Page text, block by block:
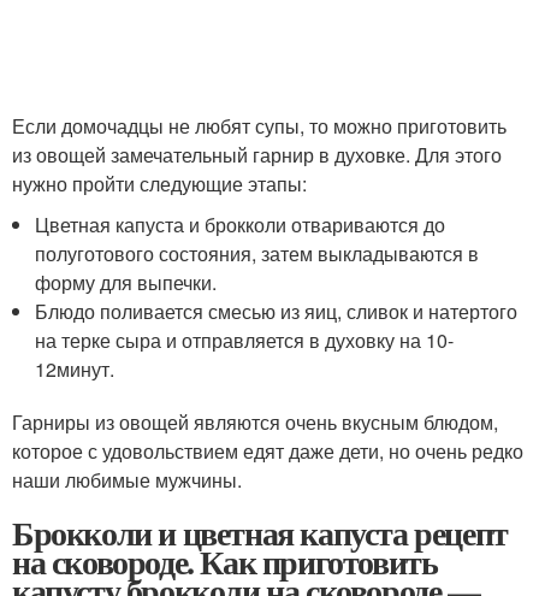
Если домочадцы не любят супы, то можно приготовить
из овощей замечательный гарнир в духовке. Для этого
нужно пройти следующие этапы:
Цветная капуста и брокколи отвариваются до
полуготового состояния, затем выкладываются в
форму для выпечки.
Блюдо поливается смесью из яиц, сливок и натертого
на терке сыра и отправляется в духовку на 10-
12минут.
Гарниры из овощей являются очень вкусным блюдом,
которое с удовольствием едят даже дети, но очень редко
наши любимые мужчины.
Брокколи и цветная капуста рецепт
на сковороде. Как приготовить